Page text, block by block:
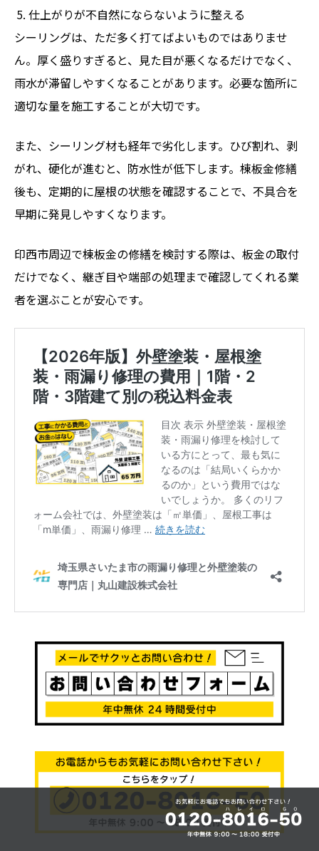
仕上がりが不自然にならないように整える
シーリングは、ただ多く打てばよいものではありませ
ん。厚く盛りすぎると、見た目が悪くなるだけでなく、
雨水が滞留しやすくなることがあります。必要な箇所に
適切な量を施工することが大切です。
また、シーリング材も経年で劣化します。ひび割れ、剥
がれ、硬化が進むと、防水性が低下します。棟板金修繕
後も、定期的に屋根の状態を確認することで、不具合を
早期に発見しやすくなります。
印西市周辺で棟板金の修繕を検討する際は、板金の取付
だけでなく、継ぎ目や端部の処理まで確認してくれる業
者を選ぶことが安心です。